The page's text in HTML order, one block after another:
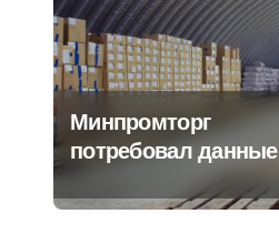
Минпромторг
потребовал данные
о складах с военной
продукцией: